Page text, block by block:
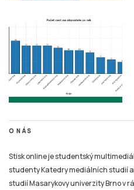
O NÁS
Stisk online je studentský
studenty Katedry mediálních studií
studií Masarykovy univerzity Brno v